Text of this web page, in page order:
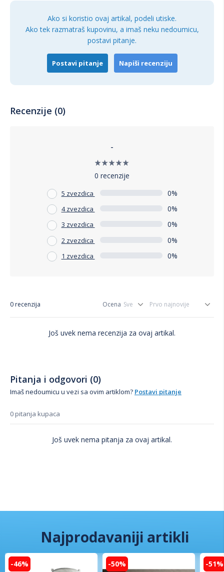
uređenom ambijentu koji ova polica pruža.
Ako si koristio ovaj artikal, podeli utiske.
Ako tek razmatraš kupovinu, a imaš neku nedoumicu,
postavi pitanje.
Postavi pitanje Napiši recenziju
Recenzije (0)
-
0 recenzije
5 zvezdica 0%
4 zvezdica 0%
3 zvezdica 0%
2 zvezdica 0%
1 zvezdica 0%
0 recenzija Ocena
Još uvek nema recenzija za ovaj artikal.
Pitanja i odgovori (0)
Imaš nedoumicu u vezi sa ovim artiklom? Postavi pitanje
0 pitanja kupaca
Još uvek nema pitanja za ovaj artikal.
Najprodavaniji artikli
-46% -50% -51%